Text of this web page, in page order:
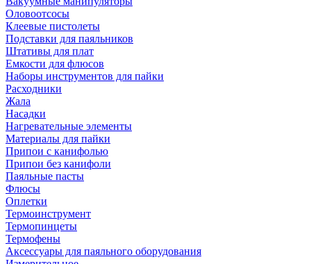
Оловоотсосы
Клеевые пистолеты
Подставки для паяльников
Штативы для плат
Емкости для флюсов
Наборы инструментов для пайки
Расходники
Жала
Насадки
Нагревательные элементы
Материалы для пайки
Припои с канифолью
Припои без канифоли
Паяльные пасты
Флюсы
Оплетки
Термоинструмент
Термопинцеты
Термофены
Аксессуары для паяльного оборудования